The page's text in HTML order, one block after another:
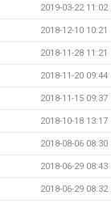
2019-03-22 11:02
2018-12-10 10:21
2018-11-28 11:21
2018-11-20 09:44
2018-11-15 09:37
2018-10-18 13:17
2018-08-06 08:30
2018-06-29 08:43
2018-06-29 08:32